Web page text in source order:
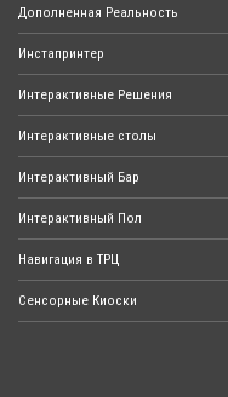
Дополненная Реальность
Инстапринтер
Интерактивные Решения
Интерактивные столы
Интерактивный Бар
Интерактивный Пол
Навигация в ТРЦ
Сенсорные Киоски